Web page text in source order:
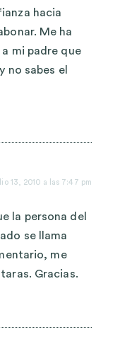
hacia
Me ha
mi padre que
no sabes el
13, 2010 a las 7:47 pm
la persona del
se llama
me
Gracias.